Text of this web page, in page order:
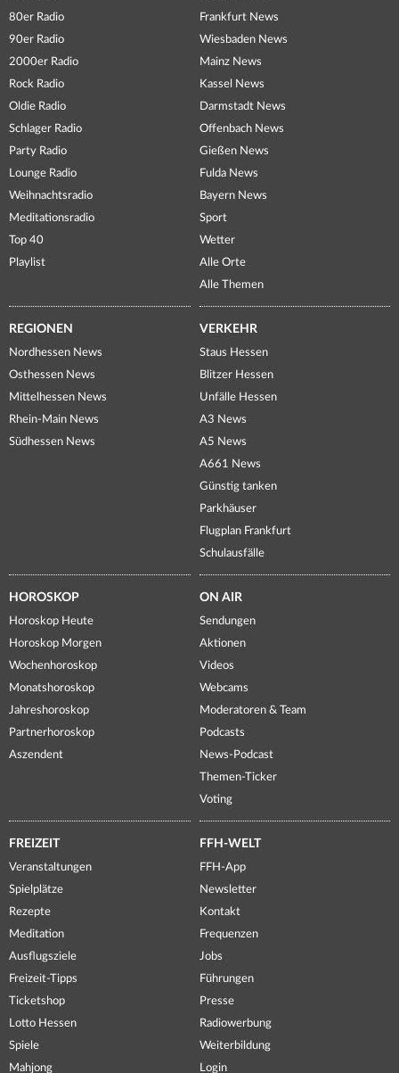
80er Radio
90er Radio
2000er Radio
Rock Radio
Oldie Radio
Schlager Radio
Party Radio
Lounge Radio
Weihnachtsradio
Meditationsradio
Top 40
Playlist
Frankfurt News
Wiesbaden News
Mainz News
Kassel News
Darmstadt News
Offenbach News
Gießen News
Fulda News
Bayern News
Sport
Wetter
Alle Orte
Alle Themen
REGIONEN
Nordhessen News
Osthessen News
Mittelhessen News
Rhein-Main News
Südhessen News
VERKEHR
Staus Hessen
Blitzer Hessen
Unfälle Hessen
A3 News
A5 News
A661 News
Günstig tanken
Parkhäuser
Flugplan Frankfurt
Schulausfälle
HOROSKOP
Horoskop Heute
Horoskop Morgen
Wochenhoroskop
Monatshoroskop
Jahreshoroskop
Partnerhoroskop
Aszendent
ON AIR
Sendungen
Aktionen
Videos
Webcams
Moderatoren & Team
Podcasts
News-Podcast
Themen-Ticker
Voting
FREIZEIT
Veranstaltungen
Spielplätze
Rezepte
Meditation
Ausflugsziele
Freizeit-Tipps
Ticketshop
Lotto Hessen
Spiele
Mahjong
FFH-WELT
FFH-App
Newsletter
Kontakt
Frequenzen
Jobs
Führungen
Presse
Radiowerbung
Weiterbildung
Login